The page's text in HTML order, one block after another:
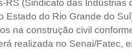
RS (Sindicato das Indústrias
Estado do Rio Grande do
na construção civil
realizada no Senai/Fatec,